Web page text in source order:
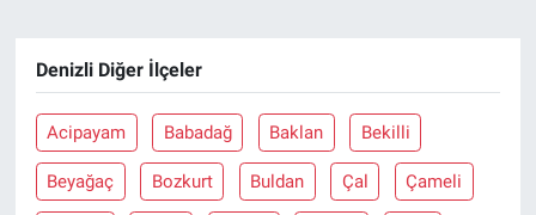
Denizli Diğer İlçeler
Acipayam Babadağ Baklan Bekilli
Beyağaç Bozkurt Buldan Çal Çameli